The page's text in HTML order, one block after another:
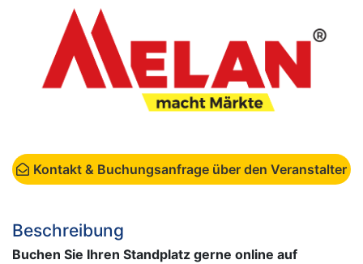
Kontakt & Buchungsanfrage über den Veranstalter
Beschreibung
Buchen Sie Ihren Standplatz gerne online auf